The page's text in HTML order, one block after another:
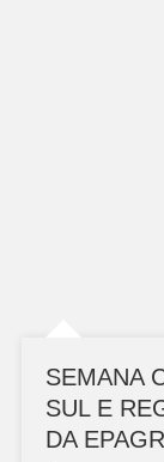
SEMANA
SUL E
DA